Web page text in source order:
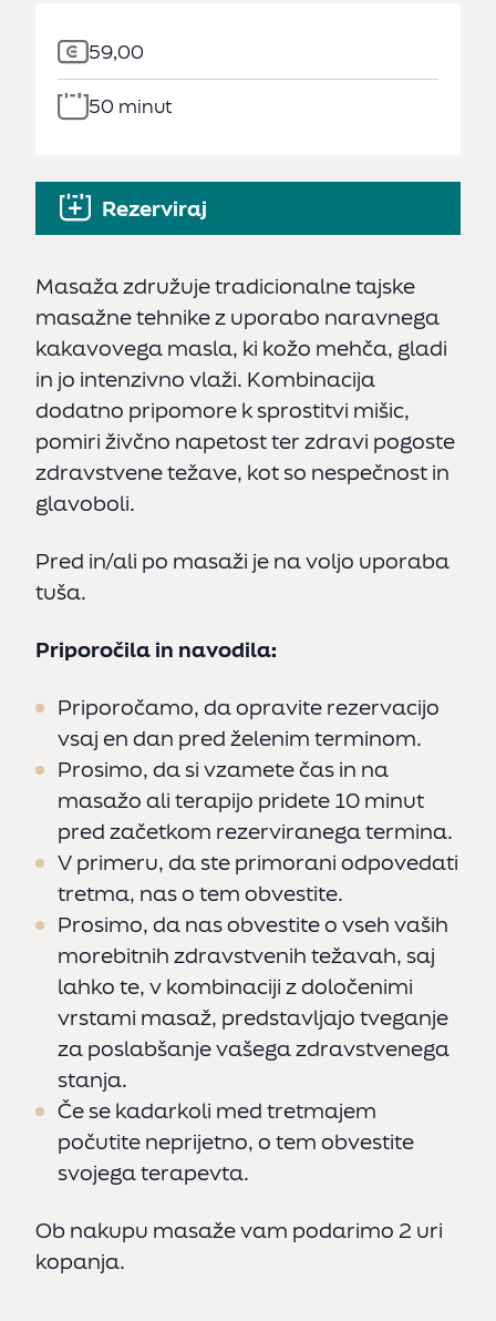
59,00
50 minut
Rezerviraj
Masaža združuje tradicionalne tajske
masažne tehnike z uporabo naravnega
kakavovega masla, ki kožo mehča, gladi
in jo intenzivno vlaži. Kombinacija
dodatno pripomore k sprostitvi mišic,
pomiri živčno napetost ter zdravi pogoste
zdravstvene težave, kot so nespečnost in
glavoboli.
Pred in/ali po masaži je na voljo uporaba
tuša.
Priporočila in navodila:
Priporočamo, da opravite rezervacijo
vsaj en dan pred želenim terminom.
Prosimo, da si vzamete čas in na
masažo ali terapijo pridete 10 minut
pred začetkom rezerviranega termina.
V primeru, da ste primorani odpovedati
tretma, nas o tem obvestite.
Prosimo, da nas obvestite o vseh vaših
morebitnih zdravstvenih težavah, saj
lahko te, v kombinaciji z določenimi
vrstami masaž, predstavljajo tveganje
za poslabšanje vašega zdravstvenega
stanja.
Če se kadarkoli med tretmajem
počutite neprijetno, o tem obvestite
svojega terapevta.
Ob nakupu masaže vam podarimo 2 uri
kopanja.
politiko piškotkov
Sprejmi vse
Zavrni vse
Nastavitve